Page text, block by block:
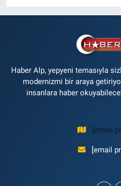
Haber Alp, yepyeni temasıyla
modernizmi bir araya
insanlara haber
[email
[email